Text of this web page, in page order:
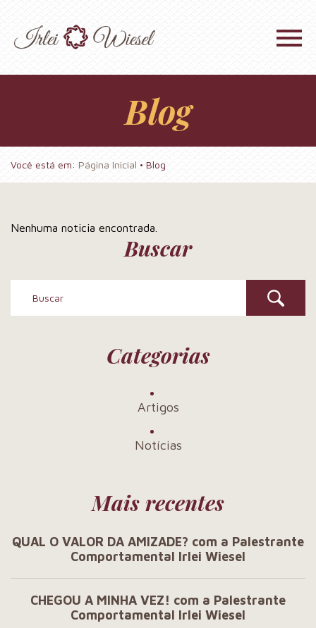
Blog
Você está em: Página Inicial • Blog
Nenhuma noticia encontrada.
Buscar
Categorias
Artigos
Notícias
Mais recentes
QUAL O VALOR DA AMIZADE? com a Palestrante
Comportamental Irlei Wiesel
CHEGOU A MINHA VEZ! com a Palestrante
Comportamental Irlei Wiesel